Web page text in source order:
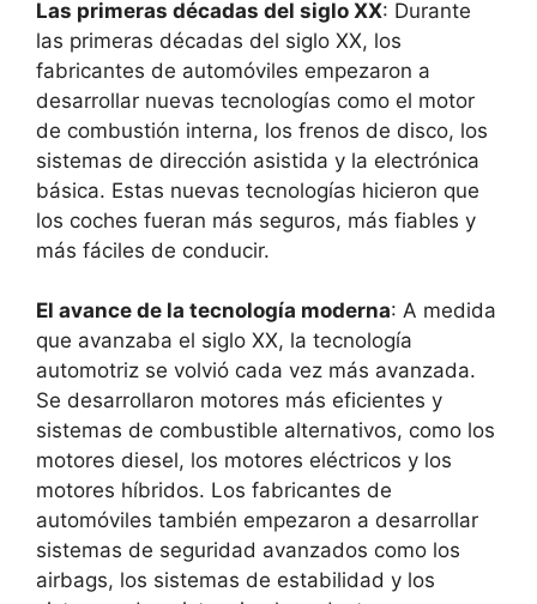
Las primeras décadas del siglo XX: Durante
las primeras décadas del siglo XX, los
fabricantes de automóviles empezaron a
desarrollar nuevas tecnologías como el motor
de combustión interna, los frenos de disco, los
sistemas de dirección asistida y la electrónica
básica. Estas nuevas tecnologías hicieron que
los coches fueran más seguros, más fiables y
más fáciles de conducir.
El avance de la tecnología moderna: A medida
que avanzaba el siglo XX, la tecnología
automotriz se volvió cada vez más avanzada.
Se desarrollaron motores más eficientes y
sistemas de combustible alternativos, como los
motores diesel, los motores eléctricos y los
motores híbridos. Los fabricantes de
automóviles también empezaron a desarrollar
sistemas de seguridad avanzados como los
airbags, los sistemas de estabilidad y los